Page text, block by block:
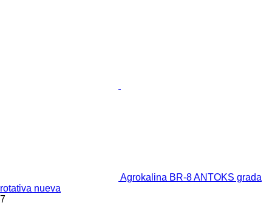
Agrokalina BR-8 ANTOKS grada
rotativa nueva
7